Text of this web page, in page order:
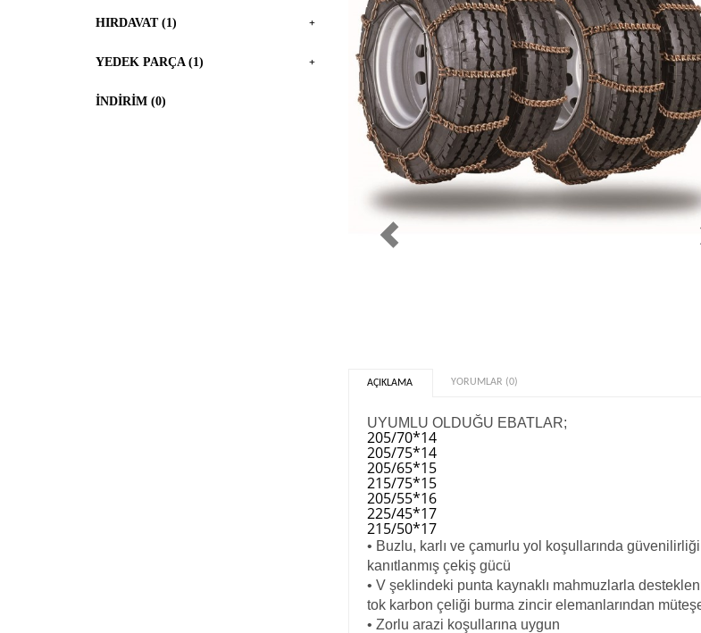
HIRDAVAT (1) +
YEDEK PARÇA (1) +
İNDIRIM (0)
Previous
AÇIKLAMA YORUMLAR (0)
UYUMLU OLDUĞU EBATLAR;
205/70*14
205/75*14
205/65*15
215/75*15
205/55*16
225/45*17
215/50*17
• Buzlu, karlı ve çamurlu yol koşullarında güvenilirliği
kanıtlanmış çekiş gücü
• V şeklindeki punta kaynaklı mahmuzlarla
tok karbon çeliği burma zincir elemanlarından
• Zorlu arazi koşullarına uygun